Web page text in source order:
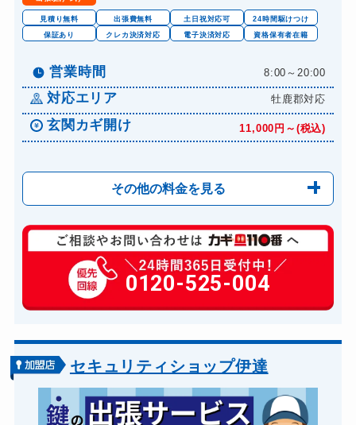
見積り無料 出張費無料 土日祝対応可
24時間駆けつけ
保証あり
クレカ決済対応 電子決済対応 資格保有者在籍
営業時間 8:00～20:00
対応エリア 牡鹿郡対応
玄関カギ開け 11,000円～(税込)
その他の料金を見る
玄関カギ修理 6,600円～(税込)
玄関カギ作成 14,300円～(税込)
玄関カギ交換 14,300円～(税込)
バイクカギ開け 13,200円～(税込)
バイクカギ作成 16,500円～(税込)
スーツケースカギ開け 8,800円～(税込)
0120-525-004
セキュリティショップ伊達